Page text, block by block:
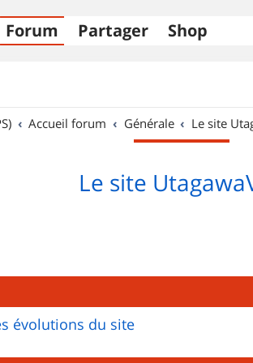
Forum Partager Shop
Accueil forum Générale Le site
Le site
évolutions du site